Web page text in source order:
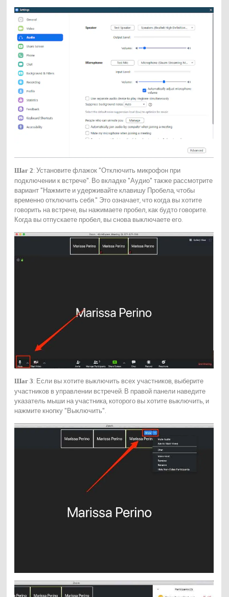
Шаг 2: Установите флажок "Отключить микрофон при
подключении к встрече". Во вкладке "Аудио" также рассмотрите
вариант "Нажмите и удерживайте клавишу Пробела, чтобы
временно отключить себя." Это означает, что когда вы хотите
говорить на встрече, вы нажимаете пробел, как будто говорите.
Когда вы отпускаете пробел, вы снова выключаете его.
Шаг 3: Если вы хотите выключить всех участников, выберите
участников в управлении встречей. В правой панели наведите
указатель мыши на участника, которого вы хотите выключить, и
нажмите кнопку "Выключить".